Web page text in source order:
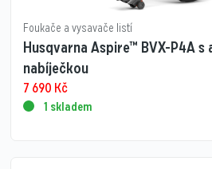
Foukače a vysavače listí
Husqvarna Aspire™ BVX-P4A
nabíječkou
7 690 Kč
1 skladem